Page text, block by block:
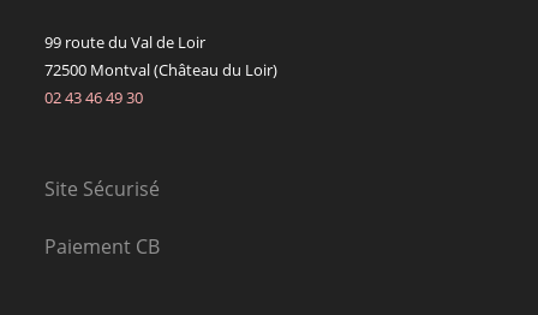
99 route du Val de Loir
72500 Montval (Château du Loir)
02 43 46 49 30
Site Sécurisé
Paiement CB